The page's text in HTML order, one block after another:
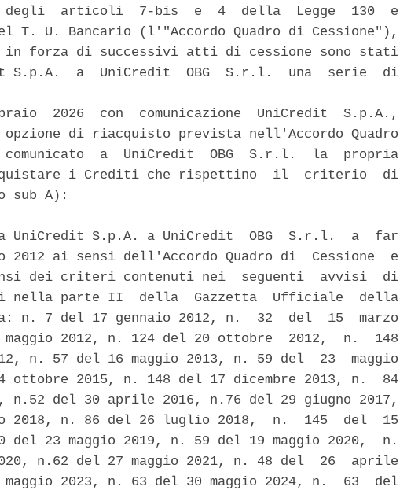
degli  articoli  7-bis  e  4  della  Legge  130  e
T. U. Bancario (l'"Accordo Quadro di Cessione"),
in forza di successivi atti di cessione sono stati
S.p.A.  a  UniCredit  OBG  S.r.l.  una  serie  di
2026  con  comunicazione  UniCredit  S.p.A.,
opzione di riacquisto prevista nell'Accordo Quadro
a  UniCredit  OBG  S.r.l.  la  propria
i Crediti che rispettino  il  criterio  di
sub A):
UniCredit S.p.A. a UniCredit  OBG  S.r.l.  a  far
2012 ai sensi dell'Accordo Quadro di  Cessione  e
dei criteri contenuti nei  seguenti  avvisi  di
nella parte II  della  Gazzetta  Ufficiale  della
n. 7 del 17 gennaio 2012, n.  32  del  15  marzo
2012, n. 124 del 20 ottobre  2012,  n.  148
n. 57 del 16 maggio 2013, n. 59 del  23  maggio
ottobre 2015, n. 148 del 17 dicembre 2013, n.  84
n.52 del 30 aprile 2016, n.76 del 29 giugno 2017,
2018, n. 86 del 26 luglio 2018,  n.  145  del  15
del 23 maggio 2019, n. 59 del 19 maggio 2020,  n.
n.62 del 27 maggio 2021, n. 48 del  26  aprile
2023, n. 63 del 30 maggio 2024, n.  63  del